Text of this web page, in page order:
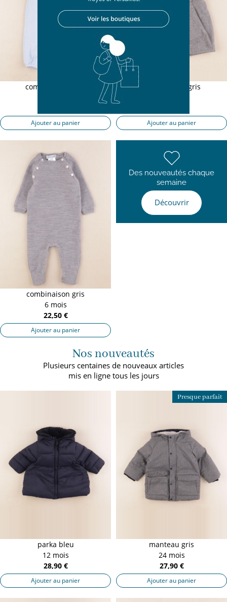
combinaison bleu
Ajouter au panier
combinaison gris
Ajouter au panier
combinaison gris
6 mois
22,50 €
Ajouter au panier
Des nouveautés chaque
semaine
Découvrir
Nos nouveautés
Plusieurs centaines de nouveaux articles
mis en ligne tous les jours
parka bleu
12 mois
28,90 €
Ajouter au panier
Presque parfait
manteau gris
24 mois
27,90 €
Ajouter au panier